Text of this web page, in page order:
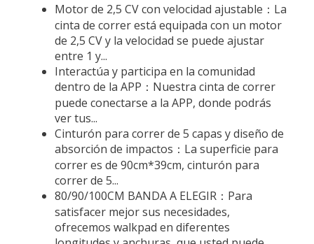
Motor de 2,5 CV con velocidad ajustable：La
cinta de correr está equipada con un motor
de 2,5 CV y la velocidad se puede ajustar
entre 1 y...
Interactúa y participa en la comunidad
dentro de la APP：Nuestra cinta de correr
puede conectarse a la APP, donde podrás
ver tus...
Cinturón para correr de 5 capas y diseño de
absorción de impactos：La superficie para
correr es de 90cm*39cm, cinturón para
correr de 5...
80/90/100CM BANDA A ELEGIR：Para
satisfacer mejor sus necesidades,
ofrecemos walkpad en diferentes